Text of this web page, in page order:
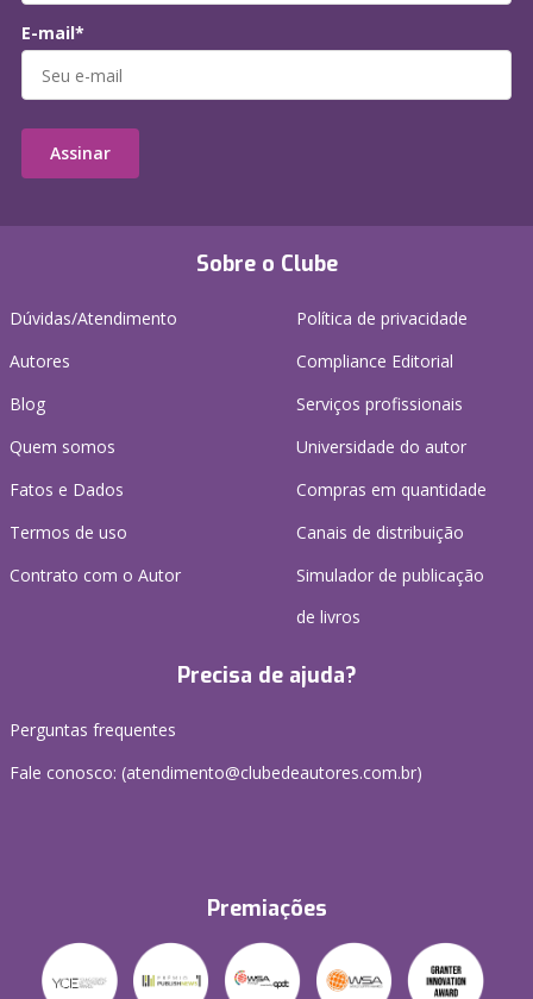
Sobre o Clube
Dúvidas/Atendimento
Autores
Blog
Quem somos
Fatos e Dados
Termos de uso
Contrato com o Autor
Política de privacidade
Compliance Editorial
Serviços profissionais
Universidade do autor
Compras em quantidade
Canais de distribuição
Simulador de publicação
de livros
Precisa de ajuda?
Perguntas frequentes
Fale conosco: (atendimento@clubedeautores.com.br)
Premiações
E-mail*
Assinar